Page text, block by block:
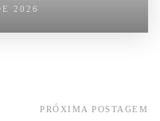
2026
PRÓXIMA POSTAGEM